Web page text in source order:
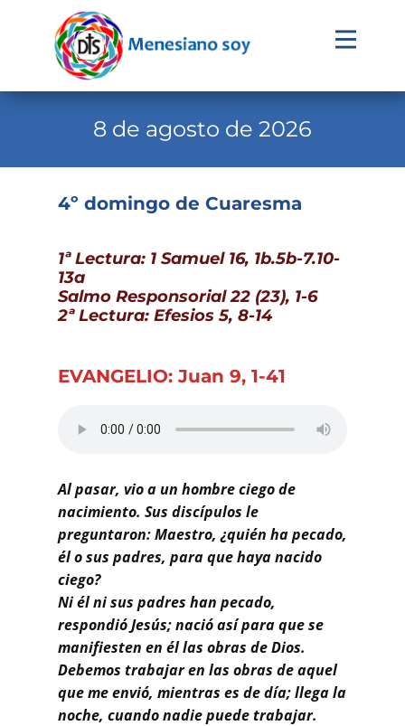
Evangelio
Familia Menesiana
Pastoral Vocacional
Contacto
8 de agosto de 2026
4º domingo de Cuaresma
1ª Lectura: 1 Samuel 16, 1b.5b-7.10-
13a
Salmo Responsorial 22 (23), 1-6
2ª Lectura: Efesios 5, 8-14
EVANGELIO: Juan 9, 1-41
Al pasar, vio a un hombre ciego de
nacimiento. Sus discípulos le
preguntaron: Maestro, ¿quién ha pecado,
él o sus padres, para que haya nacido
ciego?
Ni él ni sus padres han pecado,
respondió Jesús; nació así para que se
manifiesten en él las obras de Dios.
Debemos trabajar en las obras de aquel
que me envió, mientras es de día; llega la
noche, cuando nadie puede trabajar.